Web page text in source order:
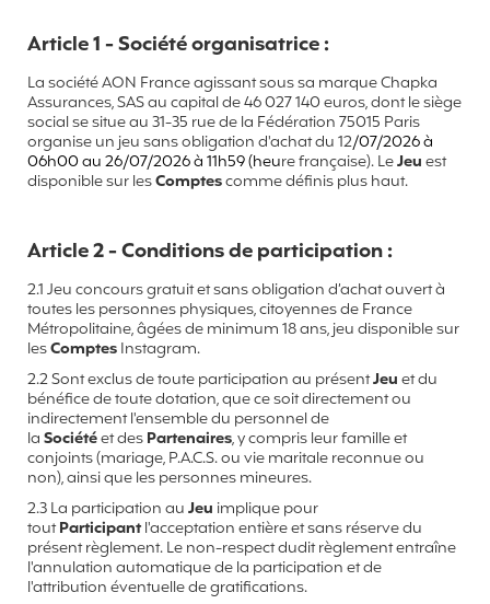
Article 1 - Société organisatrice :
La société AON France agissant sous sa marque Chapka
Assurances, SAS au capital de 46 027 140 euros, dont le siège
social se situe au 31-35 rue de la Fédération 75015 Paris
organise un jeu sans obligation d'achat du 12/07/2026 à
06h00 au 26/07/2026 à 11h59 (heure française). LeJeuest
disponible sur lesComptescomme définis plus haut.
Article 2 - Conditions de participation :
2.1 Jeu concours gratuit et sans obligation d’achat ouvert à
toutes les personnes physiques, citoyennes de France
Métropolitaine, âgées de minimum 18 ans, jeu disponible sur
lesComptesInstagram.
2.2 Sont exclus de toute participation au présentJeuet du
bénéfice de toute dotation, que ce soit directement ou
indirectement l'ensemble du personnel de
laSociétéetdesPartenaires, y compris leur famille et
conjoints (mariage, P.A.C.S. ou vie maritale reconnue ou
non), ainsi que les personnes mineures.
2.3 La participation auJeu implique pour
toutParticipantl'acceptation entière et sans réserve du
présent règlement. Le non-respect dudit règlement entraîne
l'annulation automatique de la participation et de
l'attribution éventuelle de gratifications.